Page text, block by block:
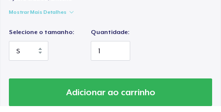
Mostrar Mais Detalhes
Selecione o tamanho: Quantidade:
Adicionar ao carrinho